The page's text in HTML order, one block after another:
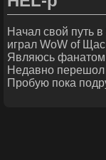
Начал свой путь
играл WoW of
Являюсь фанатом
Недавно перешол
Пробую пока